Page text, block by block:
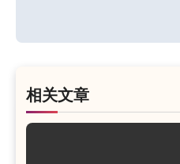
航
相关文章